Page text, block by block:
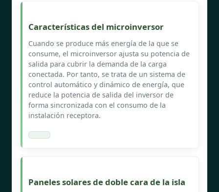
Características del microinversor
Cuando se produce más energía de la que se
consume, el microinversor ajusta su potencia de
salida para cubrir la demanda de la carga
conectada. Por tanto, se trata de un sistema de
control automático y dinámico de energía, que
reduce la potencia de salida del inversor de
forma sincronizada con el consumo de la
instalación receptora.
Paneles solares de doble cara de la isla